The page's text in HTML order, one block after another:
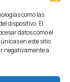
como las
dispositivo. El
datos como el
en este sitio.
negativamente a